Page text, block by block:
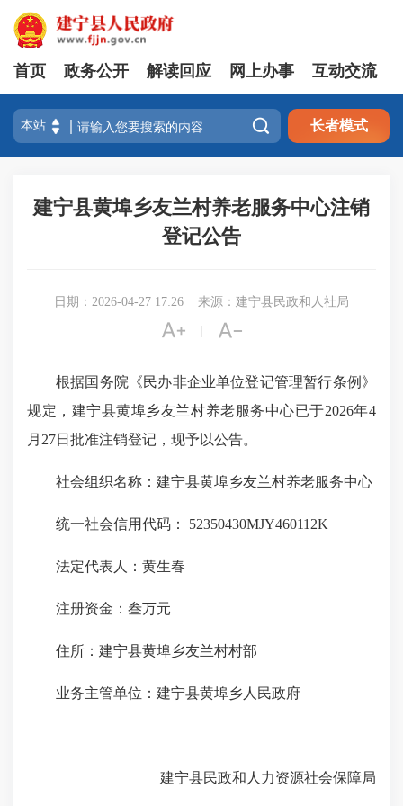
首页 政务公开 解读回应 网上办事 互动交流
 长者模式
建宁县黄埠乡友兰村养老服务中心注销
登记公告
日期：2026-04-27 17:26 来源：建宁县民政和人社局
 
根据国务院《民办非企业单位登记管理暂行条例》
规定，建宁县黄埠乡友兰村养老服务中心已于2026年4
月27日批准注销登记，现予以公告。
社会组织名称：建宁县黄埠乡友兰村养老服务中心
统一社会信用代码： 52350430MJY460112K
法定代表人：黄生春
注册资金：叁万元
住所：建宁县黄埠乡友兰村村部
业务主管单位：建宁县黄埠乡人民政府
建宁县民政和人力资源社会保障局